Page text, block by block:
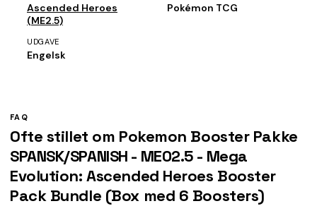
Ascended Heroes
(ME2.5)
Pokémon TCG
UDGAVE
Engelsk
FAQ
Ofte stillet om Pokemon Booster Pakke
SPANSK/SPANISH - ME02.5 - Mega
Evolution: Ascended Heroes Booster
Pack Bundle (Box med 6 Boosters)